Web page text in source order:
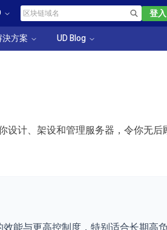
登入
方案 UD Blog
计、架设和管理服务器，令你无后